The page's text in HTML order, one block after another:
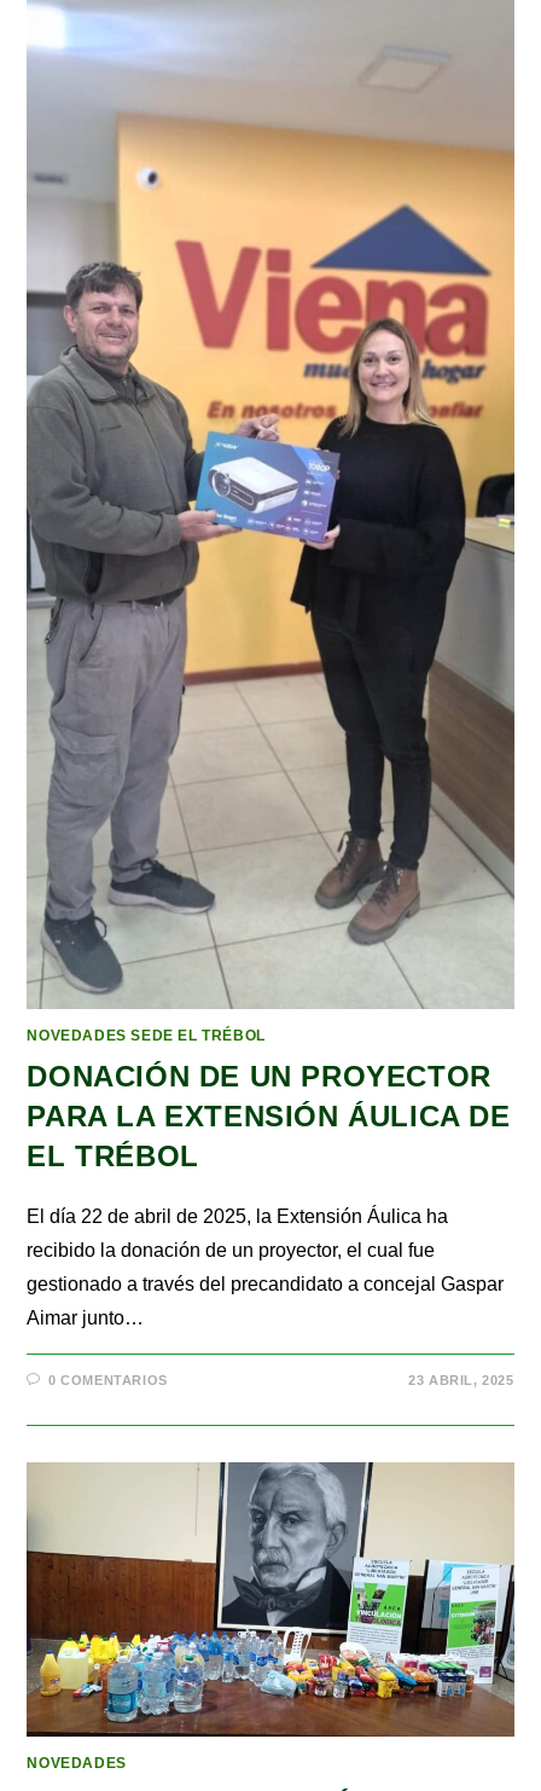
NOVEDADES SEDE EL TRÉBOL
DONACIÓN DE UN PROYECTOR
PARA LA EXTENSIÓN ÁULICA DE
EL TRÉBOL
El día 22 de abril de 2025, la Extensión Áulica ha
recibido la donación de un proyector, el cual fue
gestionado a través del precandidato a concejal Gaspar
Aimar junto…
0 COMENTARIOS 23 ABRIL, 2025
NOVEDADES